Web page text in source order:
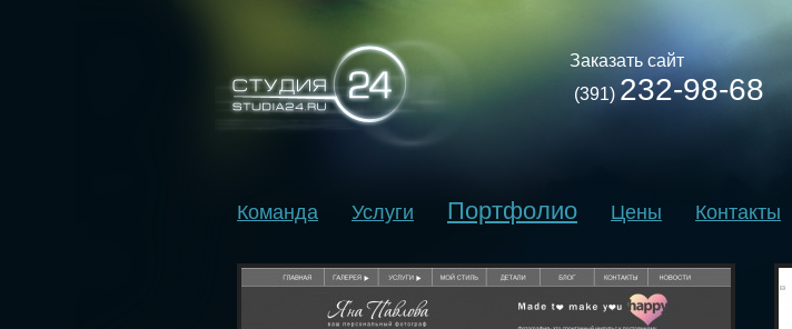
Заказать сайт
(391) 232-98-68
Команда Услуги Портфолио Цены Контакты